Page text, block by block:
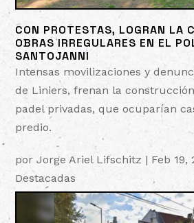
CON PROTESTAS, LOGRAN LA
OBRAS IRREGULARES EN EL
SANTOJANNI
porJorge Ariel Lifschitz | Feb 19,
Destacadas
Intensas movilizaciones y
de Liniers, frenan la
padel privadas, que ocuparían
predio.